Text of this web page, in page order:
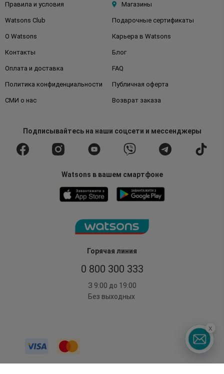
Горячая линия
0 800 300 333
З 9:00 до 19:00
Без выходных
Правила и условия Магазины
Watsons Club Подарочные сертификаты
О Watsons Карьера в Watsons
Контакты Блог
Оплата и доставка FAQ
Политика конфиденциальности Публичная оферта
СМИ о нас Возврат заказа
Подписывайтесьна наши соцсети и мессенджеры
Watsons в вашем смартфоне
x